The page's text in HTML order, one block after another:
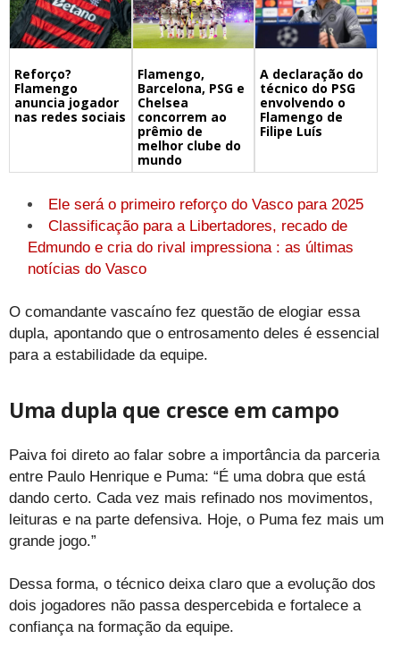
Reforço?
Flamengo
anuncia jogador
nas redes sociais
Flamengo,
Barcelona, PSG e
Chelsea
concorrem ao
prêmio de
melhor clube do
mundo
A declaração do
técnico do PSG
envolvendo o
Flamengo de
Filipe Luís
Ele será o primeiro reforço do Vasco para 2025
Classificação para a Libertadores, recado de
Edmundo e cria do rival impressiona : as últimas
notícias do Vasco
O comandante vascaíno fez questão de elogiar essa
dupla, apontando que o entrosamento deles é essencial
para a estabilidade da equipe.
Uma dupla que cresce em campo
Paiva foi direto ao falar sobre a importância da parceria
entre Paulo Henrique e Puma: “É uma dobra que está
dando certo. Cada vez mais refinado nos movimentos,
leituras e na parte defensiva. Hoje, o Puma fez mais um
grande jogo.”
Dessa forma, o técnico deixa claro que a evolução dos
dois jogadores não passa despercebida e fortalece a
confiança na formação da equipe.